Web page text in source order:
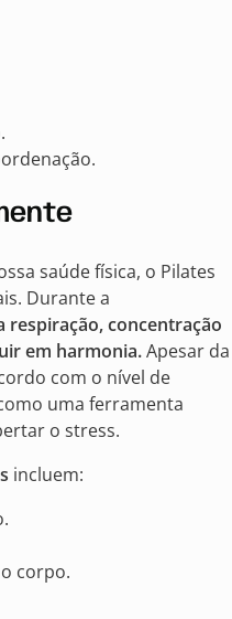
saúde física, o Pilates
Durante a
concentração
em harmonia.Apesar da
com o nível de
uma ferramenta
o stress.
incluem:
corpo.